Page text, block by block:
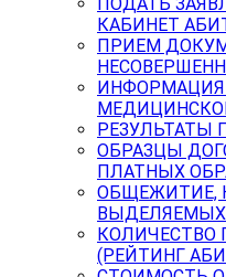
КАБИНЕТ
ПРИЕМ
РЕЗУЛЬТАТЫ
ОБРАЗЦЫ
ПЛАТНЫХ
ОБЩЕЖИТИЕ,
КОЛИЧЕСТВО
(РЕЙТИНГ